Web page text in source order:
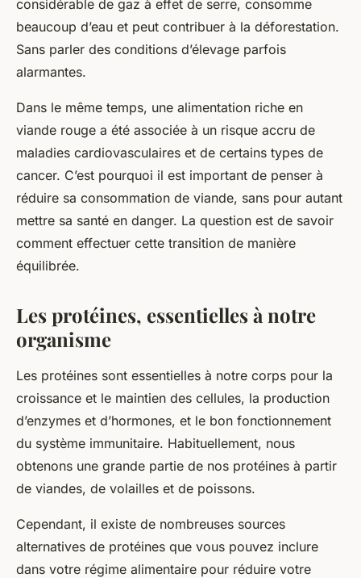
considérable de gaz à effet de serre, consomme
beaucoup d’eau et peut contribuer à la déforestation.
Sans parler des conditions d’élevage parfois
alarmantes.
Dans le même temps, une alimentation riche en
viande rouge a été associée à un risque accru de
maladies cardiovasculaires et de certains types de
cancer. C’est pourquoi il est important de penser à
réduire sa consommation de viande, sans pour autant
mettre sa santé en danger. La question est de savoir
comment effectuer cette transition de manière
équilibrée.
Les protéines, essentielles à notre
organisme
Les protéines sont essentielles à notre corps pour la
croissance et le maintien des cellules, la production
d’enzymes et d’hormones, et le bon fonctionnement
du système immunitaire. Habituellement, nous
obtenons une grande partie de nos protéines à partir
de viandes, de volailles et de poissons.
Cependant, il existe de nombreuses sources
alternatives de protéines que vous pouvez inclure
dans votre régime alimentaire pour réduire votre